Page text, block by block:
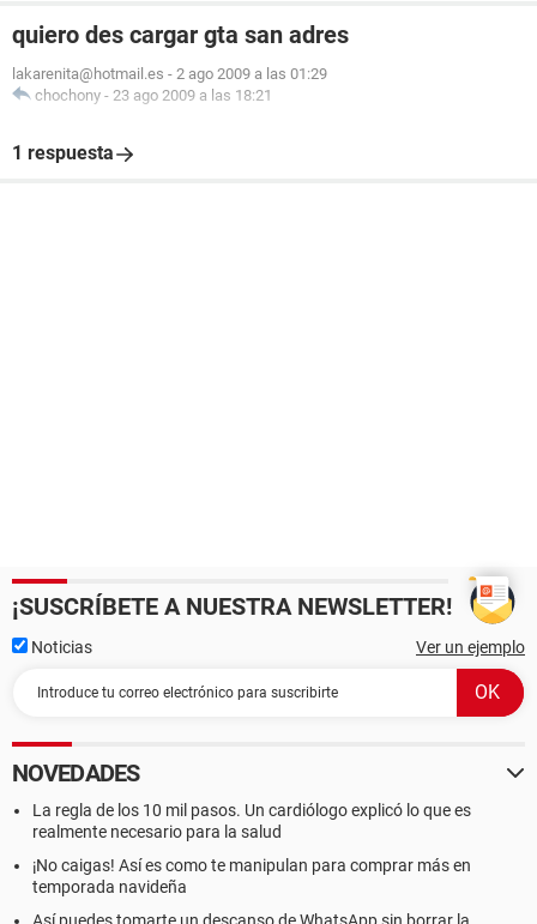
quiero des cargar gta san adres
lakarenita@hotmail.es - 2 ago 2009 a las 01:29
chochony - 23 ago 2009 a las 18:21
1 respuesta
¡SUSCRÍBETE A NUESTRA NEWSLETTER!
Noticias Ver un ejemplo
NOVEDADES
La regla de los 10 mil pasos. Un cardiólogo explicó lo que es
realmente necesario para la salud
¡No caigas! Así es como te manipulan para comprar más en
temporada navideña